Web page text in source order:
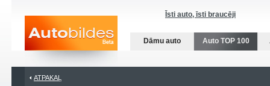
Īsti auto, īsti braucēji
Dāmu auto Auto TOP 100
ATPAKAĻ